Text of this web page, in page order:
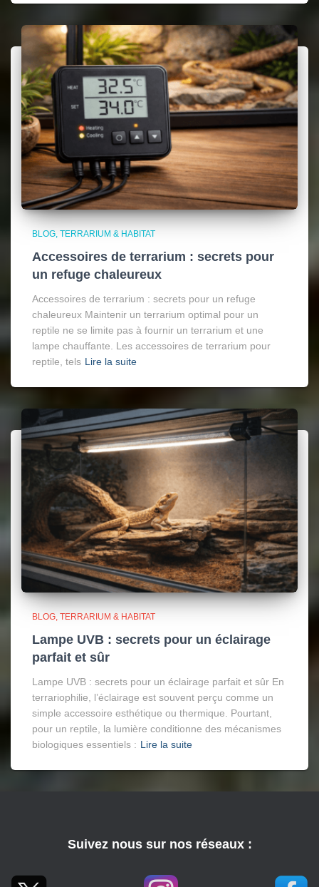
BLOG TERRARIUM & HABITAT
Accessoires de terrarium : secrets pour
un refuge chaleureux
Accessoires de terrarium : secrets pour un refuge
chaleureux Maintenir un terrarium optimal pour un
reptile ne se limite pas à fournir un terrarium et une
lampe chauffante. Les accessoires de terrarium pour
reptile, tels Lire la suite
BLOG TERRARIUM & HABITAT
Lampe UVB : secrets pour un éclairage
parfait et sûr
Lampe UVB : secrets pour un éclairage parfait et sûr En
terrariophilie, l’éclairage est souvent perçu comme un
simple accessoire esthétique ou thermique. Pourtant,
pour un reptile, la lumière conditionne des mécanismes
biologiques essentiels : Lire la suite
Suivez nous sur nos réseaux :